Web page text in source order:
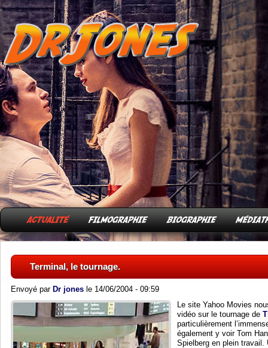
Terminal, le tournage.
Envoyé par Dr jones le 14/06/2004 - 09:59
Le site Yahoo Movies
vidéo sur le tournage de
particulièrement
également y voir Tom
Spielberg en plein